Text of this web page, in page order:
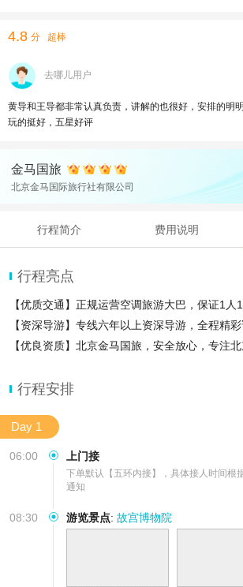
4.8 分 超棒
去哪儿用户
黄导和王导都非常认真负责，讲解的也很好，安排的明
玩的挺好，五星好评
金马国旅
北京金马国际旅行社有限公司
行程简介 费用说明
行程亮点
【优质交通】正规运营空调旅游大巴，保证1人
【资深导游】专线六年以上资深导游，全程精
【优良资质】北京金马国旅，安全放心，专注
行程安排
Day 1
06:00 上门接
下单默认【五环内接】，具体接人时间根
通知
08:30 游览景点: 故宫博物院